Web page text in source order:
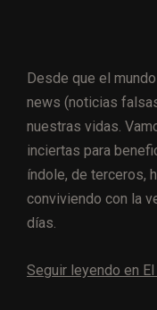
Desde que el
news (noticias
nuestras vidas.
inciertas para
índole, de terceros,
conviviendo con la
días.
Seguir leyendo en